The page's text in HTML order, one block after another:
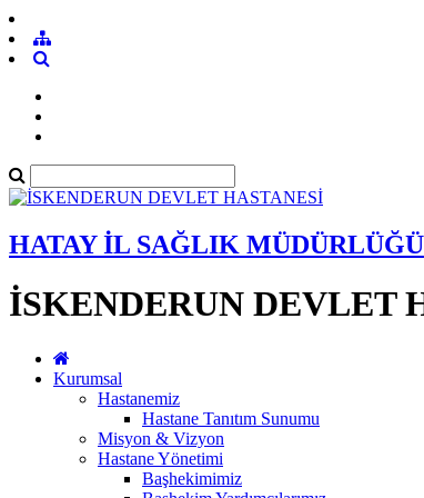
HATAY İL SAĞLIK MÜDÜRLÜĞÜ
İSKENDERUN DEVLET
Kurumsal
Hastanemiz
Hastane Tanıtım Sunumu
Misyon & Vizyon
Hastane Yönetimi
Başhekimimiz